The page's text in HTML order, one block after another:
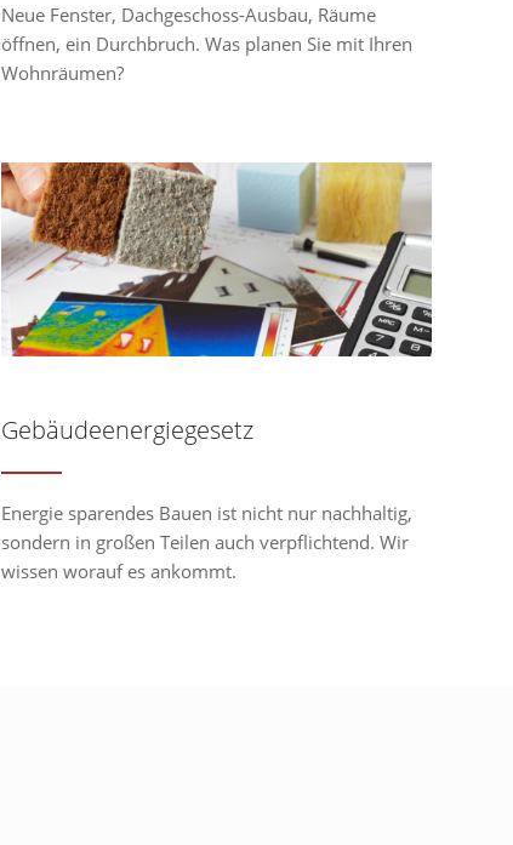
Neue Fenster, Dachgeschoss-Ausbau, Räume
öffnen, ein Durchbruch. Was planen Sie mit Ihren
Wohnräumen?
Gebäudeenergiegesetz
Energie sparendes Bauen ist nicht nur nachhaltig,
sondern in großen Teilen auch verpflichtend. Wir
wissen worauf es ankommt.